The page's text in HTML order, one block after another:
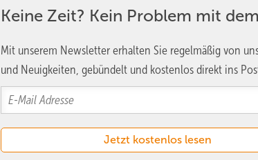
Keine Zeit? Kein Problem mit
Mit unserem Newsletter erhalten Sie regelmäßig von
und Neuigkeiten, gebündelt und kostenlos direkt ins